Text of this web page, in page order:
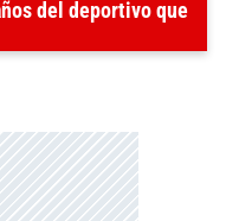
del deportivo que